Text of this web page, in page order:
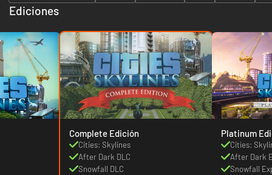
Ediciones
Complete Edición
Cities: Skylines
After Dark DLC
Snowfall DLC
Platinum
Cities:
After Dark
Snowfall